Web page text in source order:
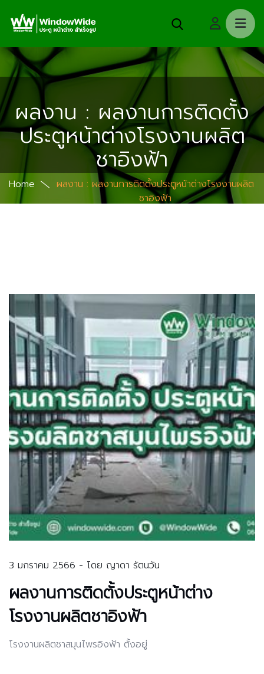
ผลงาน : ผลงานการติดตั้ง
ประตูหน้าต่างโรงงานผลิต
ชาอิงฟ้า
Home
ผลงาน : ผลงานการติดตั้งประตูหน้าต่างโรงงานผลิต
ชาอิงฟ้า
3 มกราคม 2566 - โดย ญาดา รัตนวัน
ผลงานการติดตั้งประตูหน้าต่าง
โรงงานผลิตชาอิงฟ้า
โรงงานผลิตชาสมุนไพรอิงฟ้า ตั้งอยู่